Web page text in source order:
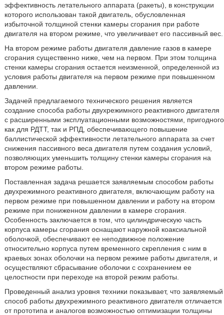
эффективность летательного аппарата (ракеты), в конструкции
которого использован такой двигатель, обусловленная
избыточной толщиной стенки камеры сгорания при работе
двигателя на втором режиме, что увеличивает его пассивный вес.
На втором режиме работы двигателя давление газов в камере
сгорания существенно ниже, чем на первом. При этом толщина
стенки камеры сгорания остается неизменной, определенной из
условия работы двигателя на первом режиме при повышенном
давлении.
Задачей предлагаемого технического решения является
создание способа работы двухрежимного реактивного двигателя
с расширенными эксплуатационными возможностями, пригодного
как для РДТТ, так и РПД, обеспечивающего повышение
баллистической эффективности летательного аппарата за счет
снижения пассивного веса двигателя путем создания условий,
позволяющих уменьшить толщину стенки камеры сгорания на
втором режиме работы.
Поставленная задача решается заявляемым способом работы
двухрежимного реактивного двигателя, включающим работу на
первом режиме при повышенном давлении и работу на втором
режиме при пониженном давлении в камере сгорания.
Особенность заключается в том, что цилиндрическую часть
корпуса камеры сгорания оснащают наружной коаксиальной
оболочкой, обеспечивают ее неподвижное положение
относительно корпуса путем временного скрепления с ним в
краевых зонах оболочки на первом режиме работы двигателя, и
осуществляют сбрасывание оболочки с сохранением ее
целостности при переходе на второй режим работы.
Проведенный анализ уровня техники показывает, что заявляемый
способ работы двухрежимного реактивного двигателя отличается
от прототипа и аналогов возможностью оптимизации толщины